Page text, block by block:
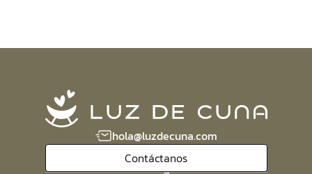
hola@luzdecuna.com
Contáctanos